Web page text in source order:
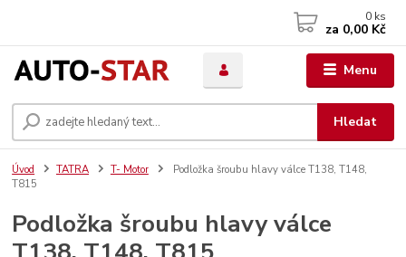
Menu
Hledat
0 ks
za 0,00 Kč
Úvod TATRA T- Motor
Podložka šroubu hlavy válce T138, T148,
T815
Podložka šroubu hlavy válce